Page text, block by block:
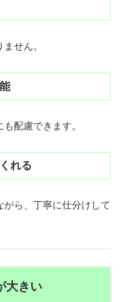
せん。
配慮できます。
れる
ら、丁寧に仕分けして
大きい